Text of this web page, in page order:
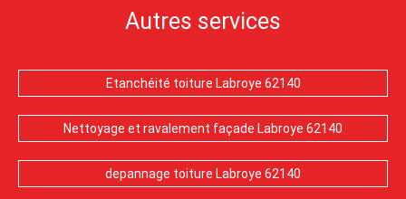
Autres services
Etanchéité toiture Labroye 62140
Nettoyage et ravalement façade Labroye 62140
depannage toiture Labroye 62140